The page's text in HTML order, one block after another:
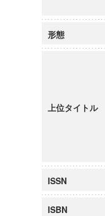
形態
上位タイトル
ISSN
ISBN